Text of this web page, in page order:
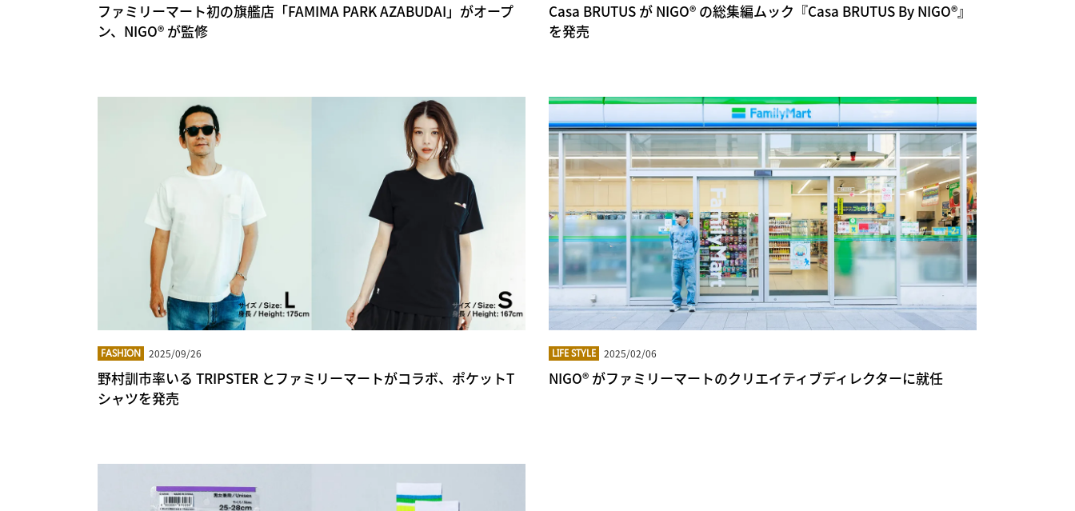
ファミリーマート初の旗艦店「FAMIMA PARK AZABUDAI」がオープ
ン、NIGO®︎ が監修
Casa BRUTUS が NIGO® の総集編ムック『Casa BRUTUS By NIGO®』
を発売
FASHION 2025/09/26
野村訓市率いる TRIPSTER とファミリーマートがコラボ、ポケットT
シャツを発売
LIFE STYLE 2025/02/06
NIGO® がファミリーマートのクリエイティブディレクターに就任